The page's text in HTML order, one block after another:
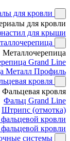
для кровли
для кровли
для крыши
Металлочерепица
Grand Line
Металл Профиль
кровля
Фальцевая кровля
Фальц Grand Line
Штрипс (отмотка)
кровли
кровли
системы